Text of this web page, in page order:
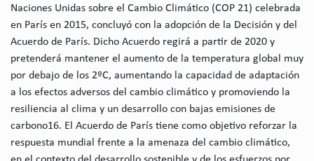
Naciones Unidas sobre el Cambio Climático (COP 21) celebrada
en París en 2015, concluyó con la adopción de la Decisión y del
Acuerdo de París. Dicho Acuerdo regirá a partir de 2020 y
pretenderá mantener el aumento de la temperatura global muy
por debajo de los 2ºC, aumentando la capacidad de adaptación
a los efectos adversos del cambio climático y promoviendo la
resiliencia al clima y un desarrollo con bajas emisiones de
carbono16. El Acuerdo de París tiene como objetivo reforzar la
respuesta mundial frente a la amenaza del cambio climático,